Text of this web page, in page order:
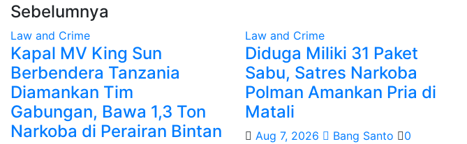
Sebelumnya
Law and Crime
Kapal MV King Sun
Berbendera Tanzania
Diamankan Tim
Gabungan, Bawa 1,3 Ton
Narkoba di Perairan Bintan
Law and Crime
Diduga Miliki 31 Paket
Sabu, Satres Narkoba
Polman Amankan Pria di
Matali
Aug 7, 2026 Bang Santo
0